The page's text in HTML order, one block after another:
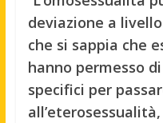
deviazione a
che si sappia che
hanno permesso
specifici per